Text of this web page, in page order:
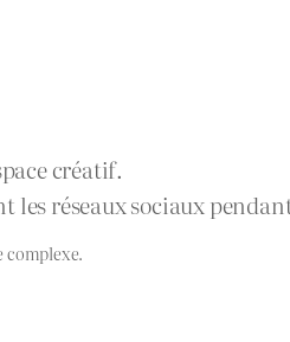
créatif.
réseaux sociaux
complexe.